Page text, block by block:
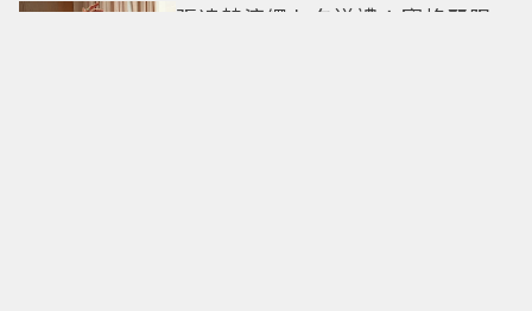
張凌赫演繹七夕送禮！寶格麗限